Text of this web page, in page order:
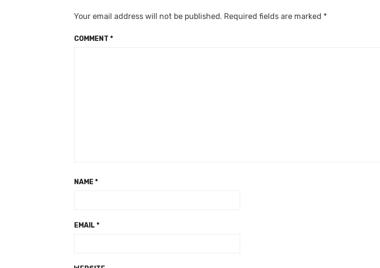
Your email address will not be published. Required fields are marked *
COMMENT *
NAME *
EMAIL *